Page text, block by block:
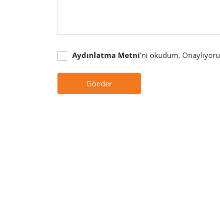
Aydınlatma Metni'ni okudum.
Gönder